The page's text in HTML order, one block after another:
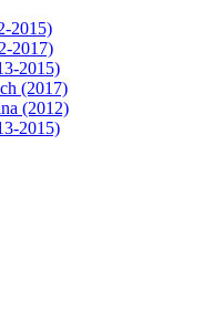
2015)
2017)
2015)
(2017)
(2012)
2015)